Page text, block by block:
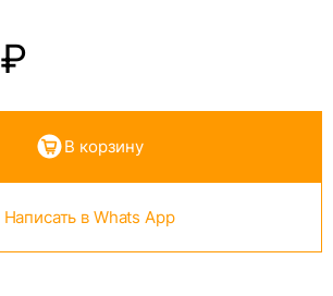
₽
В корзину
Написать в Whats App